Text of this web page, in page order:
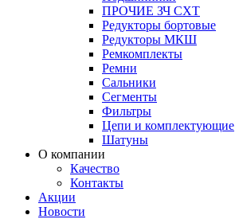
ПРОЧИЕ ЗЧ СХТ
Редукторы бортовые
Редукторы МКШ
Ремкомплекты
Ремни
Сальники
Сегменты
Фильтры
Цепи и комплектующие
Шатуны
О компании
Качество
Контакты
Акции
Новости